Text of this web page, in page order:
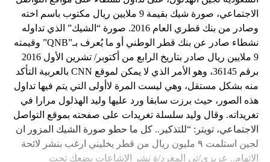
الاجتماعي، صورة شيك بقيمة 9 ملايين ريال مكتوب باسم اخته
وصادر من بنك قطري العام 2016. صورة “الشيك” الذي تداوله
نشطاء صادر عن بنك قطر الوطني أو ما يُعرف بـ”QNB” وقيمته
9 ملايين ريال صادر بتاريخ الرابع من أكتوبر/ تشرين الأول 2016
برقم 36145، وهو الأمر الذي لا يمكن لموقع CNN بالعربية التأكد
منه بشكل مستقل، وهي ليست المرة لاأولى التي يتم فيها تداول
هذه الصور، حيث برزت سابقا ورد عليها وليد الهذلول مرارا في
تغريداته. وقال وليد سلسلة تغريدات على صفحته بموقع التواصل
الاجتماعي، تويتر: “للتذكير.. كل ما حطو صورة الشيك المزور ان
لجين استلمت ٩ مليون ريال من قطر يخليني ارغب بنشر لائحة
الاتهام.. عزيزي/تي المغرد/ة نشر الإشاعات يضعك تحت